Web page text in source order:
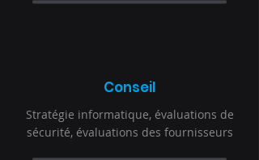
Conseil
Stratégie informatique, évaluations de
sécurité, évaluations des fournisseurs